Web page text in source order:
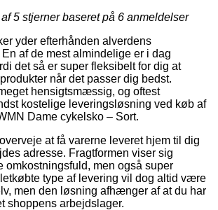
5 stjerner baseret på 6 anmeldelser
yder efterhånden alverdens
af de mest almindelige er i dag
det så er super fleksibelt for dig at
når det passer dig bedst.
hensigtsmæssig, og oftest
kostelige leveringsløsning ved køb af
Dame cykelsko – Sort.
at få varerne leveret hjem til dig
adresse. Fragtformen viser sig
omkostningsfuld, men også super
type af levering vil dog altid være
men den løsning afhænger af at du har
shoppens arbejdslager.